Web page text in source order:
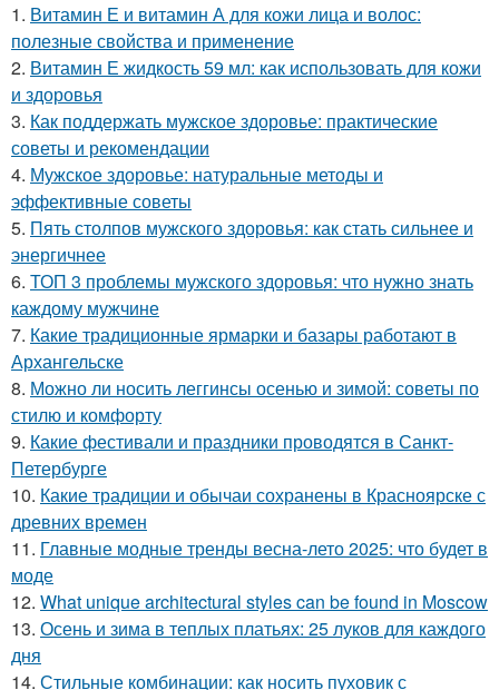
1. Витамин Е и витамин А для кожи лица и волос:
полезные свойства и применение
2. Витамин Е жидкость 59 мл: как использовать для кожи
и здоровья
3. Как поддержать мужское здоровье: практические
советы и рекомендации
4. Мужское здоровье: натуральные методы и
эффективные советы
5. Пять столпов мужского здоровья: как стать сильнее и
энергичнее
6. ТОП 3 проблемы мужского здоровья: что нужно знать
каждому мужчине
7. Какие традиционные ярмарки и базары работают в
Архангельске
8. Можно ли носить леггинсы осенью и зимой: советы по
стилю и комфорту
9. Какие фестивали и праздники проводятся в Санкт-
Петербурге
10. Какие традиции и обычаи сохранены в Красноярске с
древних времен
11. Главные модные тренды весна-лето 2025: что будет в
моде
12. What unique architectural styles can be found in Moscow
13. Осень и зима в теплых платьях: 25 луков для каждого
дня
14. Стильные комбинации: как носить пуховик с